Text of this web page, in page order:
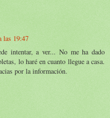
las 19:47
intentar, a ver... No me ha dado
lo haré en cuanto llegue a casa.
por la información.